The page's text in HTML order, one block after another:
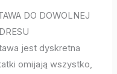
DO DOWOLNEJ
jest dyskretna
omijają wszystko,